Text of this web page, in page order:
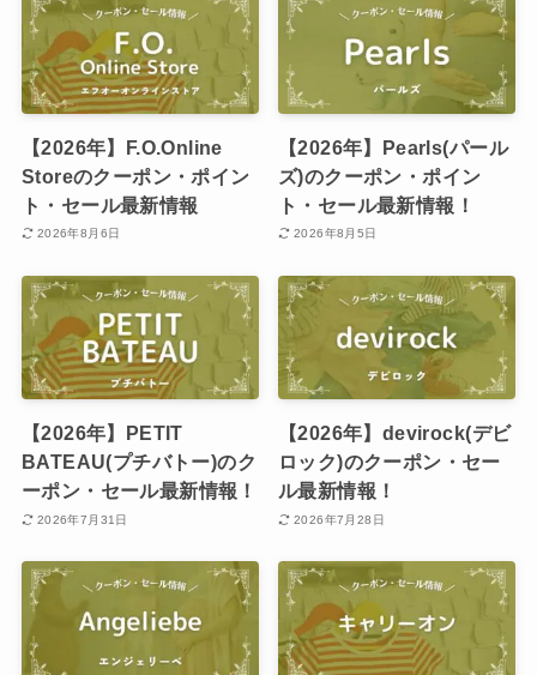
【2026年】F.O.Online
Storeのクーポン・ポイン
ト・セール最新情報
2026年8月6日
【2026年】Pearls(パール
ズ)のクーポン・ポイン
ト・セール最新情報！
2026年8月5日
【2026年】PETIT
BATEAU(プチバトー)のク
ーポン・セール最新情報！
2026年7月31日
【2026年】devirock(デビ
ロック)のクーポン・セー
ル最新情報！
2026年7月28日